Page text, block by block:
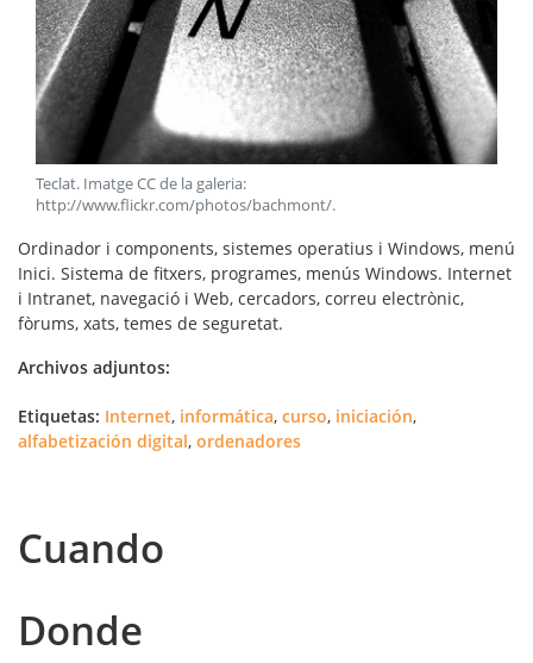
Teclat. Imatge CC de la galeria:
http://www.flickr.com/photos/bachmont/.
Ordinador i components, sistemes operatius i Windows, menú
Inici. Sistema de fitxers, programes, menús Windows. Internet
i Intranet, navegació i Web, cercadors, correu electrònic,
fòrums, xats, temes de seguretat.
Archivos adjuntos:
Etiquetas: Internet, informática, curso, iniciación,
alfabetización digital, ordenadores
Cuando
Donde